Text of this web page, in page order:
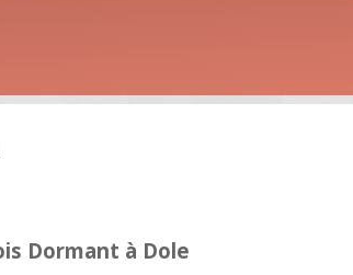
Dormant à Dole